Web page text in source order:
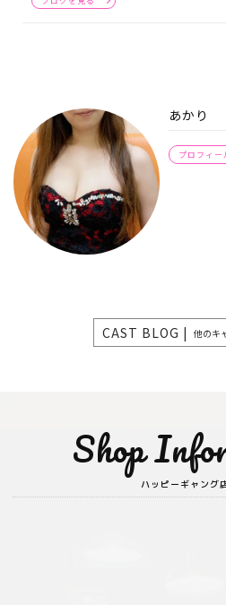
あかり
プロフィー
CAST BLOG | 他のキ
Shop
ハッピーギャング